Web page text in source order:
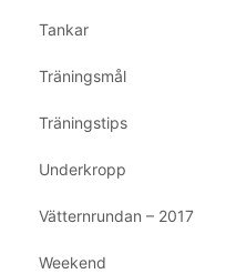
Tankar
Träningsmål
Träningstips
Underkropp
Vätternrundan – 2017
Weekend